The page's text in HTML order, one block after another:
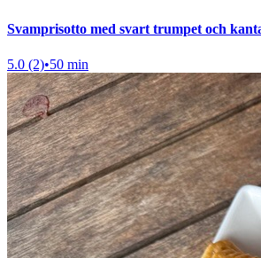
Svamprisotto med svart trumpet och
5.0 (2)•50 min